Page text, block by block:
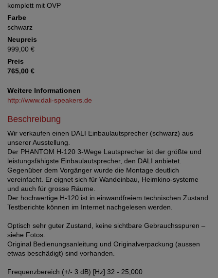
komplett mit OVP
Farbe
schwarz
Neupreis
999,00 €
Preis
765,00 €
Weitere Informationen
http://www.dali-speakers.de
Beschreibung
Wir verkaufen einen DALI Einbaulautsprecher (schwarz) aus
unserer Ausstellung.
Der PHANTOM H-120 3-Wege Lautsprecher ist der größte und
leistungsfähigste Einbaulautsprecher, den DALI anbietet.
Gegenüber dem Vorgänger wurde die Montage deutlich
vereinfacht. Er eignet sich für Wandeinbau, Heimkino-systeme
und auch für grosse Räume.
Der hochwertige H-120 ist in einwandfreiem technischen Zustand.
Testberichte können im Internet nachgelesen werden.
Optisch sehr guter Zustand, keine sichtbare Gebrauchsspuren –
siehe Fotos.
Original Bedienungsanleitung und Originalverpackung (aussen
etwas beschädigt) sind vorhanden.
Frequenzbereich (+/- 3 dB) [Hz] 32 - 25,000